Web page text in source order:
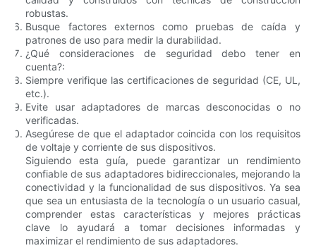
robustas.
Busque factores externos como pruebas de caída y
patrones de uso para medir la durabilidad.
¿Qué consideraciones de seguridad debo tener en
cuenta?:
Siempre verifique las certificaciones de seguridad (CE, UL,
etc.).
Evite usar adaptadores de marcas desconocidas o no
verificadas.
Asegúrese de que el adaptador coincida con los requisitos
de voltaje y corriente de sus dispositivos.
Siguiendo esta guía, puede garantizar un rendimiento
confiable de sus adaptadores bidireccionales, mejorando la
conectividad y la funcionalidad de sus dispositivos. Ya sea
que sea un entusiasta de la tecnología o un usuario casual,
comprender estas características y mejores prácticas
clave lo ayudará a tomar decisiones informadas y
maximizar el rendimiento de sus adaptadores.